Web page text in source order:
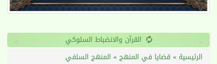
القرآن والانضباط السلوكي ‹
›
الرئيسية » قضايا في المنهج» المنهج السلفي